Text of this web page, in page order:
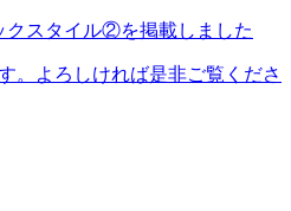
クスタイル②を掲載しました
。よろしければ是非ご覧くださ